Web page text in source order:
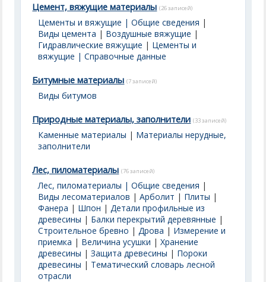
Цемент, вяжущие материалы (26 записей)
Цементы и вяжущие | Общие сведения |
Виды цемента | Воздушные вяжущие |
Гидравлические вяжущие | Цементы и
вяжущие | Справочные данные
Битумные материалы (7 записей)
Виды битумов
Природные материалы, заполнители (33 записей)
Каменные материалы | Материалы нерудные,
заполнители
Лес, пиломатериалы (76 записей)
Лес, пиломатериалы | Общие сведения |
Виды лесоматериалов |Арболит | Плиты |
Фанера | Шпон |Детали профильные из
древесины | Балки перекрытий деревянные |
Строительное бревно |Дрова | Измерение и
приемка | Величина усушки |Хранение
древесины |Защита древесины | Пороки
древесины | Тематический словарь лесной
отрасли